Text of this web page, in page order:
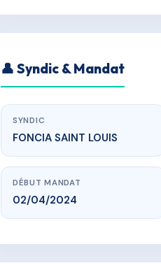
👤 Syndic & Mandat
SYNDIC
FONCIA SAINT LOUIS
DÉBUT MANDAT
02/04/2024